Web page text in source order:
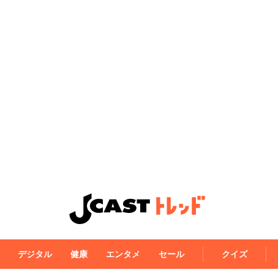
デジタル 健康 エンタメ セール クイズ